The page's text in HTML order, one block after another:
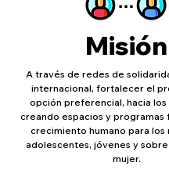
Misión
A través de redes de
internacional, fortalecer el
opción preferencial, hacia los
creando espacios y programas
crecimiento humano para los
adolescentes, jóvenes y
mujer.